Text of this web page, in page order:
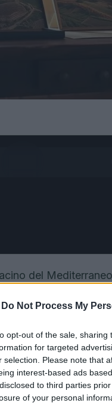
Do Not Process My
opt-out of the sale,
for targeted
selection. Please note that
interest-based ads
to third parties
of your personal
del
fino alle
e culture
grazie a sensori